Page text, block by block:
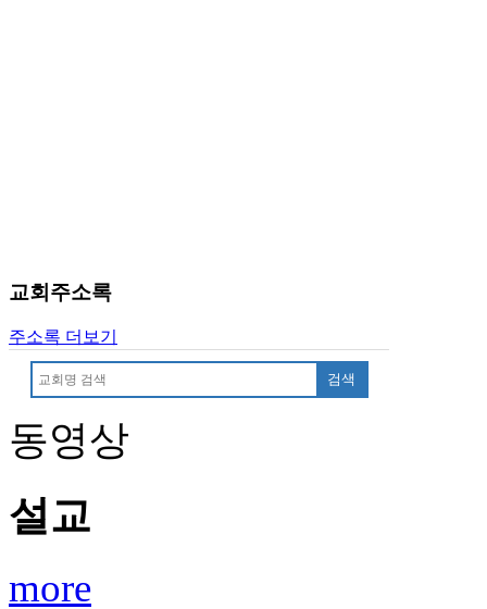
코
아
신
규
제
휴
트
교회주소록
주소록 더보기
검색
동영상
설교
more